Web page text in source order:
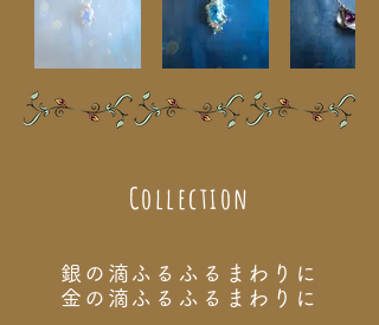
Collection
銀の滴ふるふるまわりに
金の滴ふるふるまわりに